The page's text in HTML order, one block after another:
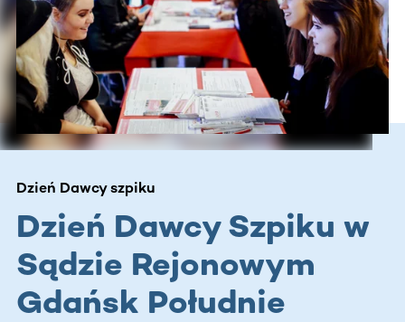
Dzień Dawcy szpiku
Dzień Dawcy Szpiku w
Sądzie Rejonowym
Gdańsk Południe